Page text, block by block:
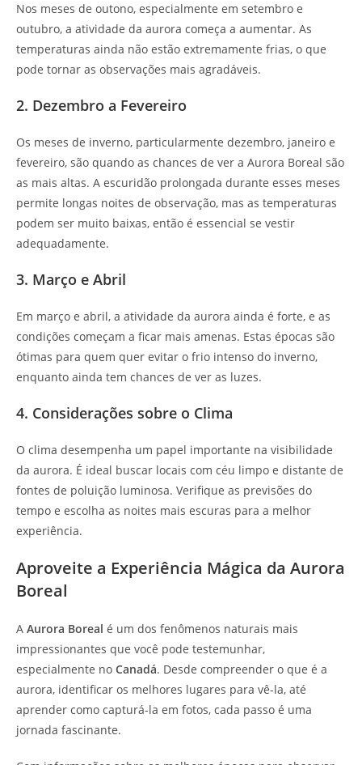
Nos meses de outono, especialmente em setembro e
outubro, a atividade da aurora começa a aumentar. As
temperaturas ainda não estão extremamente frias, o que
pode tornar as observações mais agradáveis.
2. Dezembro a Fevereiro
Os meses de inverno, particularmente dezembro, janeiro e
fevereiro, são quando as chances de ver a Aurora Boreal são
as mais altas. A escuridão prolongada durante esses meses
permite longas noites de observação, mas as temperaturas
podem ser muito baixas, então é essencial se vestir
adequadamente.
3. Março e Abril
Em março e abril, a atividade da aurora ainda é forte, e as
condições começam a ficar mais amenas. Estas épocas são
ótimas para quem quer evitar o frio intenso do inverno,
enquanto ainda tem chances de ver as luzes.
4. Considerações sobre o Clima
O clima desempenha um papel importante na visibilidade
da aurora. É ideal buscar locais com céu limpo e distante de
fontes de poluição luminosa. Verifique as previsões do
tempo e escolha as noites mais escuras para a melhor
experiência.
Aproveite a Experiência Mágica da Aurora
Boreal
A Aurora Boreal é um dos fenômenos naturais mais
impressionantes que você pode testemunhar,
especialmente no Canadá. Desde compreender o que é a
aurora, identificar os melhores lugares para vê-la, até
aprender como capturá-la em fotos, cada passo é uma
jornada fascinante.